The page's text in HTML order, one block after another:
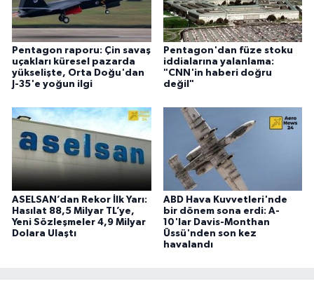
Pentagon raporu: Çin savaş
uçakları küresel pazarda
yükselişte, Orta Doğu'dan
J-35'e yoğun ilgi
Pentagon'dan füze stoku
iddialarına yalanlama:
"CNN'in haberi doğru
değil"
ASELSAN’dan Rekor İlk Yarı:
Hasılat 88,5 Milyar TL’ye,
Yeni Sözleşmeler 4,9 Milyar
Dolara Ulaştı
ABD Hava Kuvvetleri'nde
bir dönem sona erdi: A-
10'lar Davis-Monthan
Üssü'nden son kez
havalandı